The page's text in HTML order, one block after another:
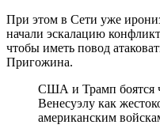
При этом в Сети уже
начали эскалацию
чтобы иметь повод
Пригожина.
США и Трамп боятся
Венесуэлу как
американским